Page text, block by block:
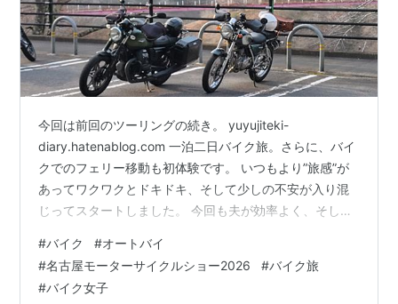
今回は前回のツーリングの続き。 yuyujiteki-
diary.hatenablog.com 一泊二日バイク旅。さらに、バイ
クでのフェリー移動も初体験です。 いつもより”旅感”が
あってワクワクとドキドキ、そして少しの不安が入り混
じってスタートしました。 今回も夫が効率よく、そして
回るルートを綿密に計画してくれました。 初めてのこと
ばかりでドキドキ。 といっても夫がいるので、何か致命
的に大変なことにはならないだろうという安心感もあり
#バイク #オートバイ
#名古屋モーターサイクルショー2026 #バイク旅
#バイク女子